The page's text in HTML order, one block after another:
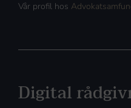
Vår profil hos
Digital